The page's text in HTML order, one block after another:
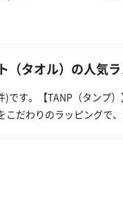
（タオル）の人気
です。【TANP（タンプ
だわりのラッピングで